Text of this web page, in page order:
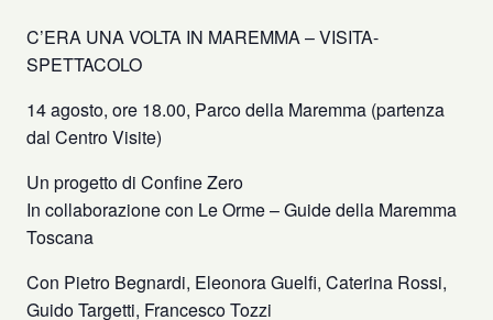
C’ERA UNA VOLTA IN MAREMMA – VISITA-
SPETTACOLO
14 agosto, ore 18.00, Parco della Maremma (partenza
dal Centro Visite)
Un progetto di Confine Zero
In collaborazione con Le Orme – Guide della Maremma
Toscana
Con Pietro Begnardi, Eleonora Guelfi, Caterina Rossi,
Guido Targetti, Francesco Tozzi